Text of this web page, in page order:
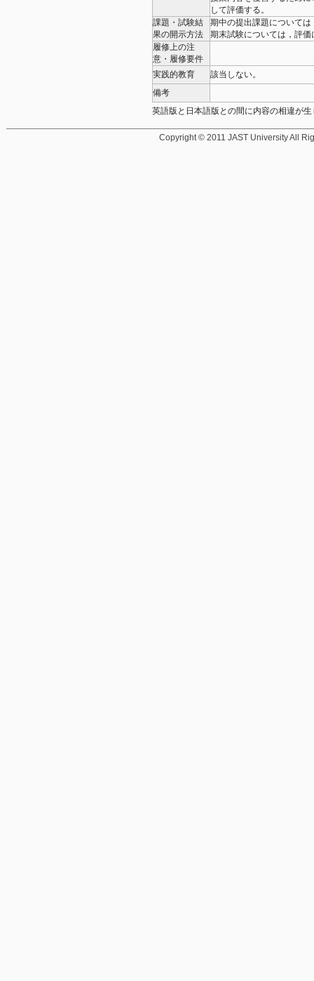
して評価する。
課題・試験結
果の開示方法
期中の提出課題について
期末試験については，評
履修上の注
意・履修要件
実践的教育
該当しない。
備考
英語版と日本語版との間に内容の相違が